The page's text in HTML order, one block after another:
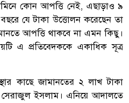
কোন আপত্তি নেই, এছাড়াও ৯
যে টাকা উত্তোলন করেছেন তা
মানতে আপত্তি থাকবে না এমন কিছু।
এ প্রতিবেদককে একাধিক সূত্র
কাছে জামানতের ২ লাখ টাকা
সেরাজুল ইসলাম। এনিয়ে আদালতে